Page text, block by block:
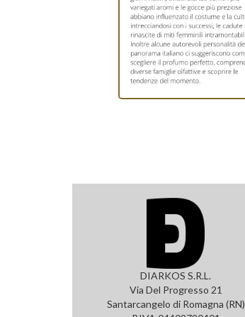
DIARKOS S.R.L.
Via Del Progresso 21
Santarcangelo di Romagna (RN)